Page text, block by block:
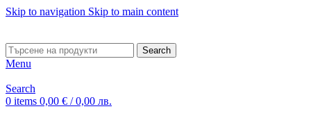
Skip to navigation Skip to main content
Search
Menu
Search
0 items 0,00 € / 0,00 лв.